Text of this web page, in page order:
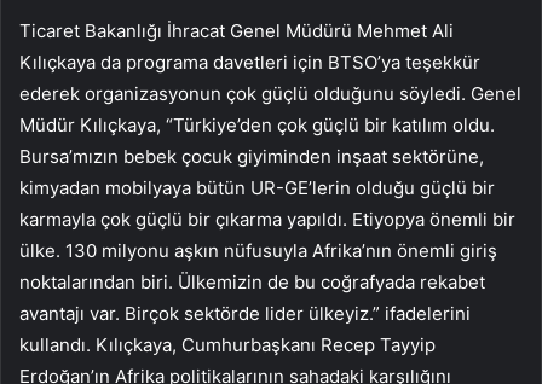
Ticaret Bakanlığı İhracat Genel Müdürü Mehmet Ali
Kılıçkaya da programa davetleri için BTSO’ya teşekkür
ederek organizasyonun çok güçlü olduğunu söyledi. Genel
Müdür Kılıçkaya, “Türkiye’den çok güçlü bir katılım oldu.
Bursa’mızın bebek çocuk giyiminden inşaat sektörüne,
kimyadan mobilyaya bütün UR-GE’lerin olduğu güçlü bir
karmayla çok güçlü bir çıkarma yapıldı. Etiyopya önemli bir
ülke. 130 milyonu aşkın nüfusuyla Afrika’nın önemli giriş
noktalarından biri. Ülkemizin de bu coğrafyada rekabet
avantajı var. Birçok sektörde lider ülkeyiz.” ifadelerini
kullandı. Kılıçkaya, Cumhurbaşkanı Recep Tayyip
Erdoğan’ın Afrika politikalarının sahadaki karşılığını